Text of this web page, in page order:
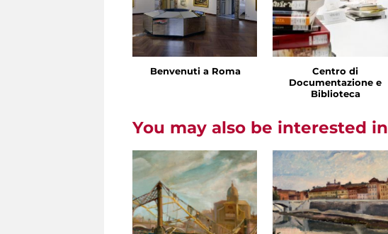
Benvenuti a Roma
Centro di
Documentazione e
Biblioteca
You may also be interested in